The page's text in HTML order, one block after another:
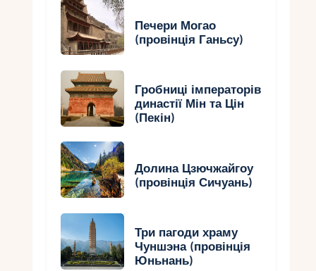
Печери Могао
(провінція Ганьсу)
Гробниці імператорів
династії Мін та Цін
(Пекін)
Долина Цзючжайгоу
(провінція Сичуань)
Три пагоди храму
Чуншэна (провінція
Юньнань)